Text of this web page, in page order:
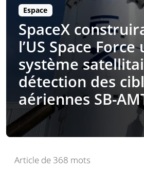
Espace
SpaceX
l’US Space Force
système
détection des
aériennes SB-
Article de 368 mots